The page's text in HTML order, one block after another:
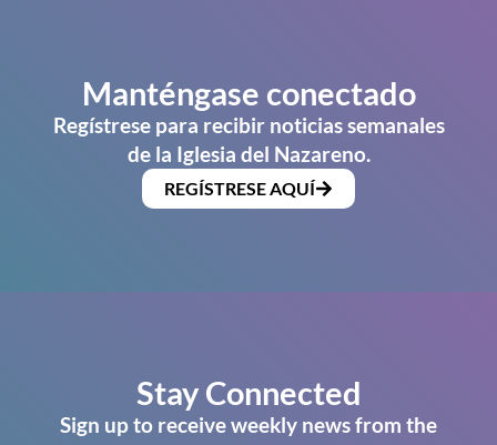
Manténgase conectado
Regístrese para recibir noticias semanales
de la Iglesia del Nazareno.
REGÍSTRESE AQUÍ
Stay Connected
Sign up to receive weekly news from the